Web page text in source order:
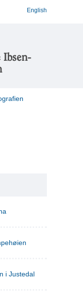
English
Ibsen-
i Justedal